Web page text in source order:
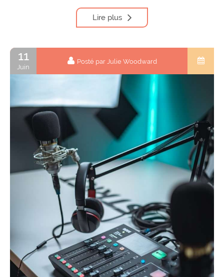
Lire plus
11
Juin
Posté par Julie Woodward